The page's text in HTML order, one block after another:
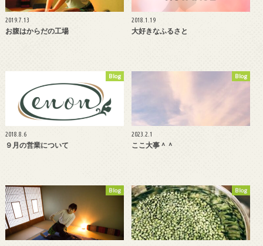
2019.7.13
お腹はからだの工場
2018.1.19
大好きなふるさと
Blog
2018.8.6
９月の営業について
Blog
2023.2.1
ここ大事＾＾
Blog Blog